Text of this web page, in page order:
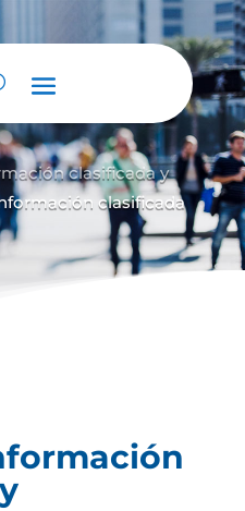
clasificada y
clasificada